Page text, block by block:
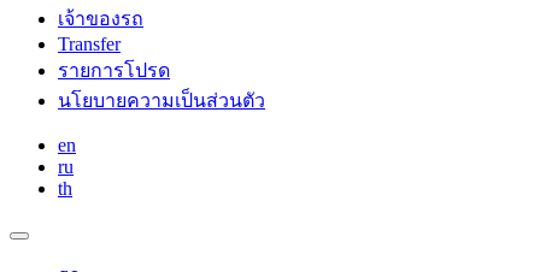
เจ้าของรถ
Transfer
รายการโปรด
นโยบายความเป็นส่วนตัว
en
ru
th